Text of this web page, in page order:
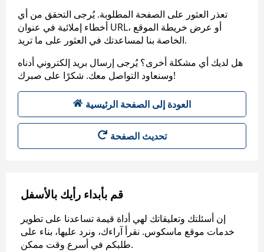
تعذر العثور على الصفحة المطلوبة. يُرجى التحقق من أي
أخطاء إملائية في عنوان URL، أو عرض خريطة الموقع
الخاصة بنا لمساعدتك في العثور على ما تريد.
هل لديك أي مشكلة أخرى؟ يُرجى إرسال بريد إلكتروني أدناه
وسنعاود التواصل معك. شكرًا على صبرك!
العودة إلى الصفحة الرئيسية
تحديث الصفحة
قم بأبداء رأيك بالأسفل
إن أسئلتك وتعليقاتك لهي أداة قيمة تساعدنا على تطوير
خدمات موقع ماسكوس. نقرأ آراءك، ونرد عليها، بناء على
طلبكم في أسرع وقت ممكن.